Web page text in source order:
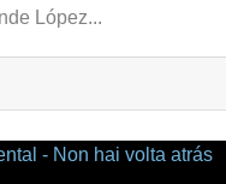
López...